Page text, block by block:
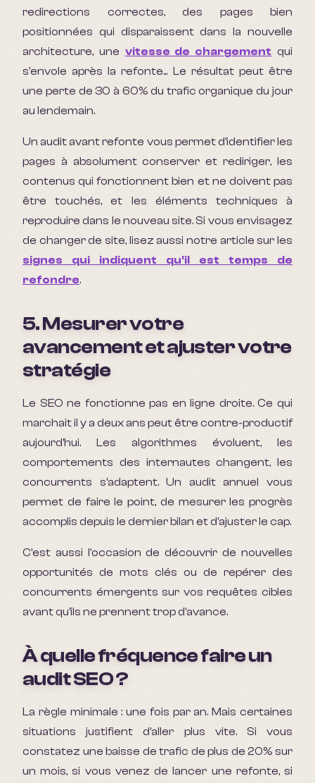
redirections correctes, des pages bien
positionnées qui disparaissent dans la nouvelle
architecture, une vitesse de chargement qui
s'envole après la refonte... Le résultat peut être
une perte de 30 à 60% du trafic organique du jour
au lendemain.
Un audit avant refonte vous permet d'identifier les
pages à absolument conserver et rediriger, les
contenus qui fonctionnent bien et ne doivent pas
être touchés, et les éléments techniques à
reproduire dans le nouveau site. Si vous envisagez
de changer de site, lisez aussi notre article sur les
signes qui indiquent qu'il est temps de
refondre.
5. Mesurer votre
avancement et ajuster votre
stratégie
Le SEO ne fonctionne pas en ligne droite. Ce qui
marchait il y a deux ans peut être contre-productif
aujourd'hui. Les algorithmes évoluent, les
comportements des internautes changent, les
concurrents s'adaptent. Un audit annuel vous
permet de faire le point, de mesurer les progrès
accomplis depuis le dernier bilan et d'ajuster le cap.
C'est aussi l'occasion de découvrir de nouvelles
opportunités de mots clés ou de repérer des
concurrents émergents sur vos requêtes cibles
avant qu'ils ne prennent trop d'avance.
À quelle fréquence faire un
audit SEO ?
La règle minimale : une fois par an. Mais certaines
situations justifient d'aller plus vite. Si vous
constatez une baisse de trafic de plus de 20% sur
un mois, si vous venez de lancer une refonte, si